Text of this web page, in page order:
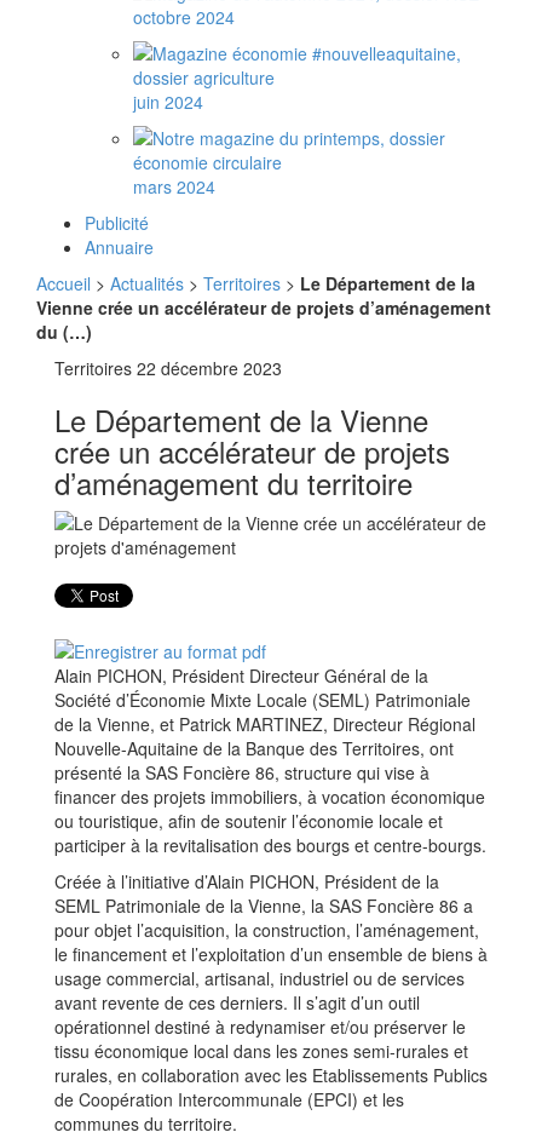
octobre 2024
juin 2024
mars 2024
Publicité
Annuaire
Accueil > Actualités > Territoires > Le Département de la
Vienne crée un accélérateur de projets d’aménagement
du (…)
Territoires 22 décembre 2023
Le Département de la Vienne
crée un accélérateur de projets
d’aménagement du territoire
Alain PICHON, Président Directeur Général de la
Société d’Économie Mixte Locale (SEML) Patrimoniale
de la Vienne, et Patrick MARTINEZ, Directeur Régional
Nouvelle-Aquitaine de la Banque des Territoires, ont
présenté la SAS Foncière 86, structure qui vise à
financer des projets immobiliers, à vocation économique
ou touristique, afin de soutenir l’économie locale et
participer à la revitalisation des bourgs et centre-bourgs.
Créée à l’initiative d’Alain PICHON, Président de la
SEML Patrimoniale de la Vienne, la SAS Foncière 86 a
pour objet l’acquisition, la construction, l’aménagement,
le financement et l’exploitation d’un ensemble de biens à
usage commercial, artisanal, industriel ou de services
avant revente de ces derniers. Il s’agit d’un outil
opérationnel destiné à redynamiser et/ou préserver le
tissu économique local dans les zones semi-rurales et
rurales, en collaboration avec les Etablissements Publics
de Coopération Intercommunale (EPCI) et les
communes du territoire.